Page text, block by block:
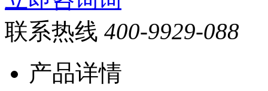
联系热线 400-9929-088
产品详情